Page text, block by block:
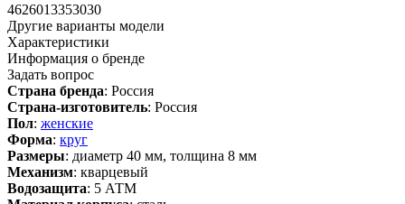
4626013353030
Другие варианты модели
Характеристики
Информация о бренде
Задать вопрос
Страна бренда: Россия
Страна-изготовитель: Россия
Пол: женские
Форма: круг
Размеры: диаметр 40 мм, толщина 8 мм
Механизм: кварцевый
Водозащита: 5 АТМ